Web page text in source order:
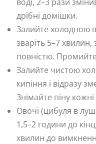
дрібні домішки.
Залийте холодною
зваріть 5–7
повністю.
Залийте чистою
кипіння і відразу
Знімайте піну
Овочі (цибуля в
1,5–2 години до
хвилин до